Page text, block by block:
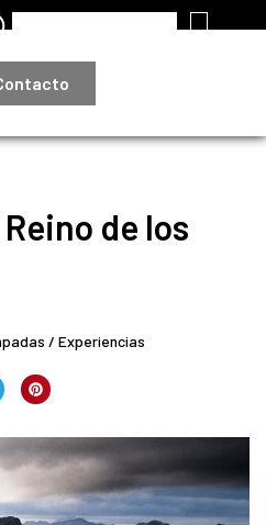
de los
/ Experiencias